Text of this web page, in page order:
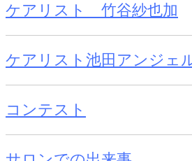
ケアリスト 竹谷紗也加
ケアリスト池田アンジェ
コンテスト